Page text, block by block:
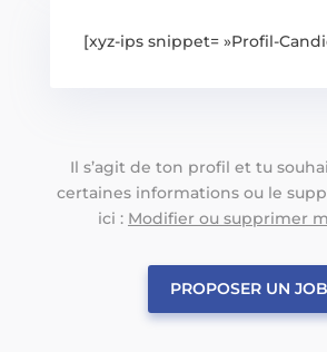
[xyz-ips snippet= »Profil-
Il s’agit de ton profil et tu
certaines informations ou le
ici : Modifier ou supprimer
PROPOSER UN JOB